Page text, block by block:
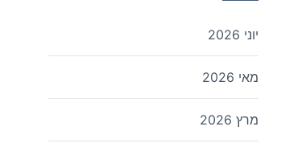
יוני 2026
מאי 2026
מרץ 2026